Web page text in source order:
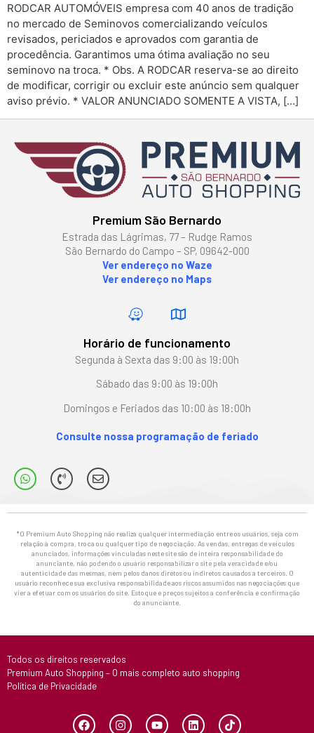
RODCAR AUTOMÓVEIS empresa com 40 anos de tradição
no mercado de Seminovos comercializando veículos
revisados, periciados e aprovados com garantia de
procedência. Garantimos uma ótima avaliação no seu
seminovo na troca. * Obs. A RODCAR reserva-se ao direito
de modificar, corrigir ou excluir este anúncio sem qualquer
aviso prévio. * VALOR ANUNCIADO SOMENTE A VISTA, […]
Premium São Bernardo
Estrada das Lágrimas, 77 – Rudge Ramos
São Bernardo do Campo – SP, 09642-000
Ver endereço no Waze
Ver endereço no Maps
Horário de funcionamento
Segunda à Sexta das 9:00 às 19:00h
Sábado das 9:00 às 19:00h
Domingos e Feriados das 10:00 às 18:00h
Consulte nossa programação de feriado
*O Premium Auto Shopping não realiza qualquer intermediação entre os usuários, seja com
relação à compra, troca ou qualquer tipo de negociação. As vendas, entregas de veículos
anunciados, informações vinculadas neste site são de inteira responsabilidade do
anunciante, não podendo o usuário responsabilizar o site pela veracidade e/ou
autenticidade das mesmas, nem pelos danos diretos ou indiretos causados a terceiros. O
usuário reconhece sua exclusiva responsabilidade aos riscos assumidos nas negociações que
vier a efetuar com os usuários do site. Estoque e preços sujeitos a conferência e confirmação
do anunciante.
Todos os direitos reservados
Premium Auto Shopping – O mais completo auto shopping
Política de Privacidade